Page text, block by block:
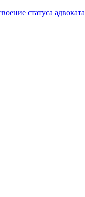
статуса адвоката